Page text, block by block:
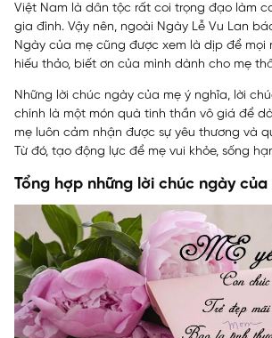
Việt Nam là dân tộc rất coi trọng đạo làm
gia đình. Vậy nên, ngoài Ngày Lễ Vu Lan
Ngày của mẹ cũng được xem là dịp để mọi
hiếu thảo, biết ơn của mình dành cho mẹ
Những lời chúc ngày của mẹ ý nghĩa, lời
chính là một món quà tinh thần vô giá để
mẹ luôn cảm nhận được sự yêu thương và
Từ đó, tạo động lực để mẹ vui khỏe, sống
Tổng hợp những lời chúc ngày